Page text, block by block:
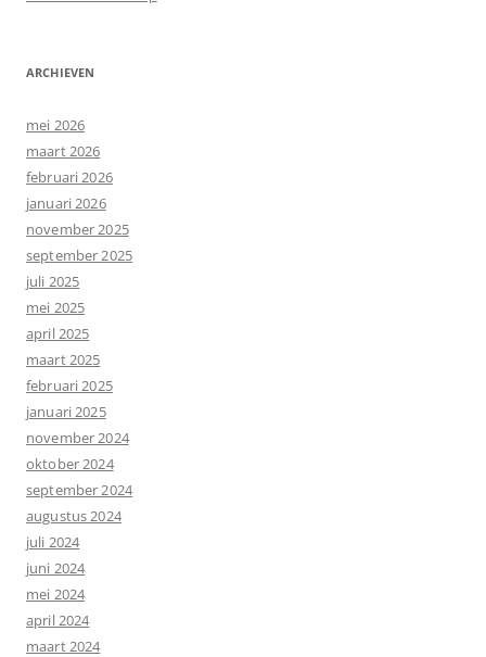
ARCHIEVEN
mei 2026
maart 2026
februari 2026
januari 2026
november 2025
september 2025
juli 2025
mei 2025
april 2025
maart 2025
februari 2025
januari 2025
november 2024
oktober 2024
september 2024
augustus 2024
juli 2024
juni 2024
mei 2024
april 2024
maart 2024